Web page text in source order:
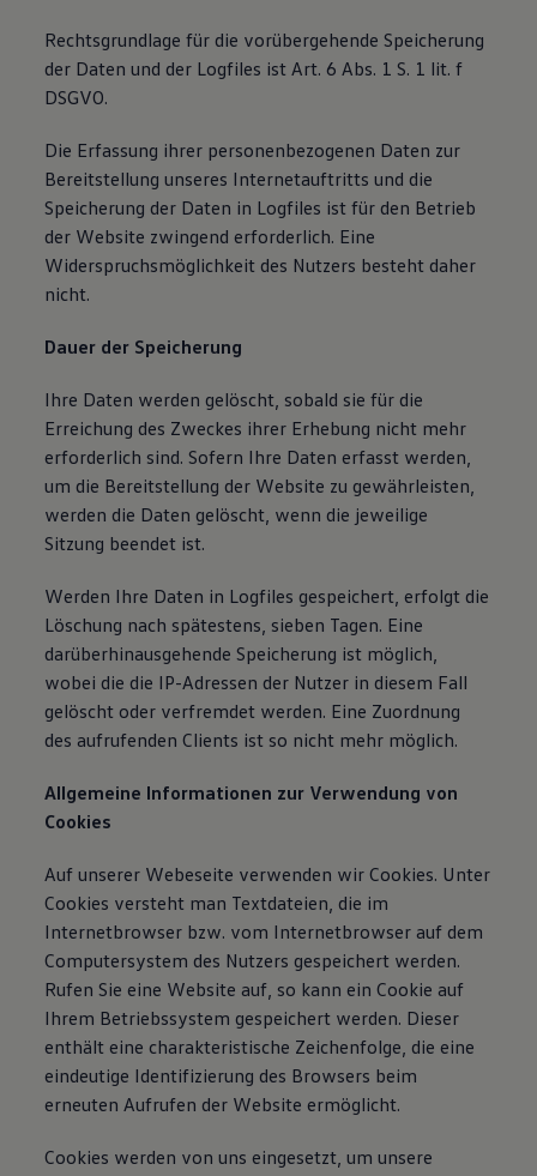
Rechtsgrundlage für die vorübergehende Speicherung
der Daten und der Logfiles ist Art. 6 Abs. 1 S. 1 lit. f
DSGVO.
Die Erfassung ihrer personenbezogenen Daten zur
Bereitstellung unseres Internetauftritts und die
Speicherung der Daten in Logfiles ist für den Betrieb
der Website zwingend erforderlich. Eine
Widerspruchsmöglichkeit des Nutzers besteht daher
nicht.
Dauer der Speicherung
Ihre Daten werden gelöscht, sobald sie für die
Erreichung des Zweckes ihrer Erhebung nicht mehr
erforderlich sind. Sofern Ihre Daten erfasst werden,
um die Bereitstellung der Website zu gewährleisten,
werden die Daten gelöscht, wenn die jeweilige
Sitzung beendet ist.
Werden Ihre Daten in Logfiles gespeichert, erfolgt die
Löschung nach spätestens, sieben Tagen. Eine
darüberhinausgehende Speicherung ist möglich,
wobei die die IP-Adressen der Nutzer in diesem Fall
gelöscht oder verfremdet werden. Eine Zuordnung
des aufrufenden Clients ist so nicht mehr möglich.
Allgemeine Informationen zur Verwendung von
Cookies
Auf unserer Webeseite verwenden wir Cookies. Unter
Cookies versteht man Textdateien, die im
Internetbrowser bzw. vom Internetbrowser auf dem
Computersystem des Nutzers gespeichert werden.
Rufen Sie eine Website auf, so kann ein Cookie auf
Ihrem Betriebssystem gespeichert werden. Dieser
enthält eine charakteristische Zeichenfolge, die eine
eindeutige Identifizierung des Browsers beim
erneuten Aufrufen der Website ermöglicht.
Cookies werden von uns eingesetzt, um unsere